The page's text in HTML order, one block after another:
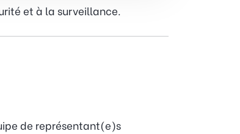
et à la surveillance.
de représentant(e)s